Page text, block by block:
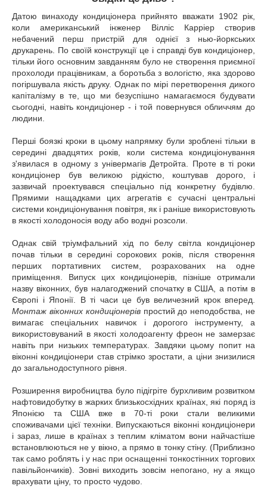
Датою винаходу кондиціонера прийнято вважати 1902 рік,
коли американський інженер Вілліс Карріер створив
небачений перш пристрій для однієї з нью-йоркських
друкарень. По своїй конструкції це і справді був кондиціонер,
тільки його основним завданням було не створення приємної
прохолоди працівникам, а боротьба з вологістю, яка здорово
погіршувала якість друку. Однак по мірі перетворення дикого
капіталізму в те, що ми безуспішно намагаємося будувати
сьогодні, навіть кондиціонер - і той повернувся обличчям до
людини.
Перші боязкі кроки в цьому напрямку були зроблені тільки в
середині двадцятих років, коли система кондиціонування
з'явилася в одному з універмагів Детройта. Проте в ті роки
кондиціонер був великою рідкістю, коштував дорого, і
зазвичай проектувався спеціально під конкретну будівлю.
Прямими нащадками цих агрегатів є сучасні центральні
системи кондиціонування повітря, як і раніше використовують
в якості холодоносія воду або водні розсоли.
Однак свій тріумфальний хід по белу світла кондиціонер
почав тільки в середині сорокових років, після створення
перших портативних систем, розрахованих на одне
приміщення. Випуск цих кондиціонерів, пізніше отримали
назву віконних, був налагоджений спочатку в США, а потім в
Європі і Японії. В ті часи це був величезний крок вперед.
Монтаж віконних кондиціонерівпростий до неподобства, не
вимагає спеціальних навичок і дорогого інструменту, а
використовуваний в якості холодоагенту фреон не замерзає
навіть при низьких температурах. Завдяки цьому попит на
віконні кондиціонери став стрімко зростати, а ціни знизилися
до загальнодоступного рівня.
Розширення виробництва було підігріте бурхливим розвитком
нафтовидобутку в жарких близькосхідних країнах, які поряд із
Японією та США вже в 70-ті роки стали великими
споживачами цієї техніки. Випускаються віконні кондиціонери
і зараз, лише в країнах з теплим кліматом вони найчастіше
встановлюються не у вікно, а прямо в тонку стіну. (Приблизно
так само роблять і у нас при оснащенні тонкостінних торгових
павільйончиків). Зовні виходить зовсім непогано, ну а якщо
врахувати ціну, то просто чудово.